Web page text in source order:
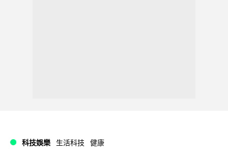
科技娛樂 生活科技 健康